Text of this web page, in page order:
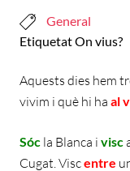
General
EtiquetatOn vius?
Aquests dies hem
vivim i què hi ha al
Sóc la Blanca i visc
Cugat. Viscentre